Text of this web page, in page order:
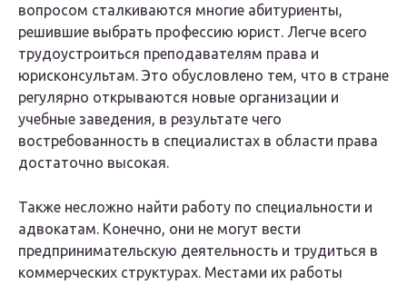
вопросом сталкиваются многие абитуриенты,
решившие выбрать профессию юрист. Легче всего
трудоустроиться преподавателям права и
юрисконсультам. Это обусловлено тем, что в стране
регулярно открываются новые организации и
учебные заведения, в результате чего
востребованность в специалистах в области права
достаточно высокая.
Также несложно найти работу по специальности и
адвокатам. Конечно, они не могут вести
предпринимательскую деятельность и трудиться в
коммерческих структурах. Местами их работы